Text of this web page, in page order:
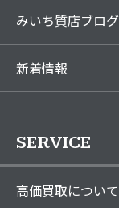
みいち質店ブログ
新着情報
SERVICE
高価買取について